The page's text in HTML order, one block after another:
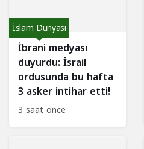
İbrani medyası
duyurdu: İsrail
ordusunda bu hafta
3 asker intihar etti!
İslam Dünyası
3 saat önce